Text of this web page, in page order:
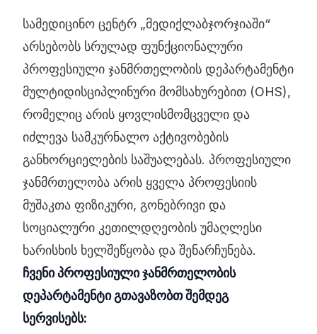
სასწავლო რესურს ცენტრი
ენა
სამედიცინო ცენტრ „მედიქლაბჯორჯიაში“
არსებობს სრულად ფუნქციონალური
პროფესიული ჯანმრთელობის დეპარტამენტი
მულტიდისციპლინური მომსახურებით (OHS),
რომელიც არის ყოვლისმომცველი და
იძლევა სამკურნალო აქტივობების
განხორციელების საშუალებას. პროფესიული
ჯანმრთელობა არის ყველა პროფესიის
მუშაკთა ფიზიკური, გონებრივი და
სოციალური კეთილდღეობის უმაღლესი
ხარისხის ხელშეწყობა და შენარჩუნება.
ჩვენი პროფესიული ჯანმრთელობის
დეპარტამენტი გთავაზობთ შემდეგ
სერვისებს: